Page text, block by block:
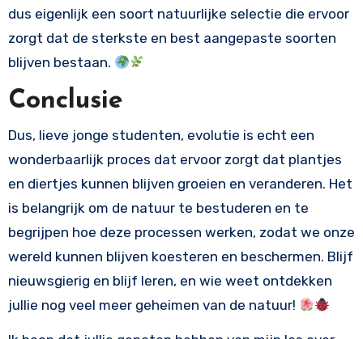
dus eigenlijk een soort natuurlijke selectie die ervoor
zorgt dat de sterkste en best aangepaste soorten
blijven bestaan.
Conclusie
Dus, lieve jonge studenten, evolutie is echt een
wonderbaarlijk proces dat ervoor zorgt dat plantjes
en diertjes kunnen blijven groeien en veranderen. Het
is belangrijk om de natuur te bestuderen en te
begrijpen hoe deze processen werken, zodat we onze
wereld kunnen blijven koesteren en beschermen. Blijf
nieuwsgierig en blijf leren, en wie weet ontdekken
jullie nog veel meer geheimen van de natuur!